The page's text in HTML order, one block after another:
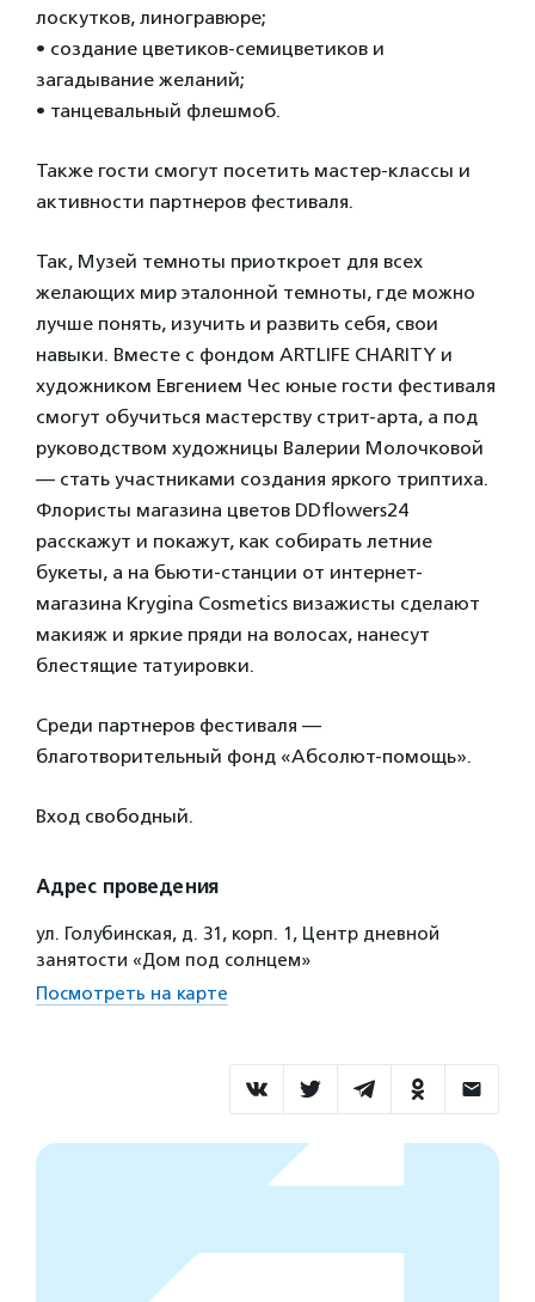
лоскутков, линогравюре;
• создание цветиков-семицветиков и
загадывание желаний;
• танцевальный флешмоб.
Также гости смогут посетить мастер-классы и
активности партнеров фестиваля.
Так, Музей темноты приоткроет для всех
желающих мир эталонной темноты, где можно
лучше понять, изучить и развить себя, свои
навыки. Вместе с фондом ARTLIFE CHARITY и
художником Евгением Чес юные гости фестиваля
смогут обучиться мастерству стрит-арта, а под
руководством художницы Валерии Молочковой
— стать участниками создания яркого триптиха.
Флористы магазина цветов DDflowers24
расскажут и покажут, как собирать летние
букеты, а на бьюти-станции от интернет-
магазина Krygina Cosmetics визажисты сделают
макияж и яркие пряди на волосах, нанесут
блестящие татуировки.
Среди партнеров фестиваля —
благотворительный фонд «Абсолют-помощь».
Вход свободный.
Адрес проведения
ул. Голубинская, д. 31, корп. 1, Центр дневной
занятости «Дом под солнцем»
Посмотреть на карте